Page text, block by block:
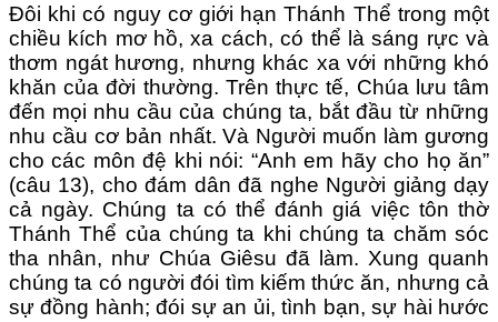
Đôi khi có nguy cơ giới hạn Thánh Thể trong một
chiều kích mơ hồ, xa cách, có thể là sáng rực và
thơm ngát hương, nhưng khác xa với những khó
khăn của đời thường. Trên thực tế, Chúa lưu tâm
đến mọi nhu cầu của chúng ta, bắt đầu từ những
nhu cầu cơ bản nhất. Và Người muốn làm gương
cho các môn đệ khi nói: “Anh em hãy cho họ ăn”
(câu 13), cho đám dân đã nghe Người giảng dạy
cả ngày. Chúng ta có thể đánh giá việc tôn thờ
Thánh Thể của chúng ta khi chúng ta chăm sóc
tha nhân, như Chúa Giêsu đã làm. Xung quanh
chúng ta có người đói tìm kiếm thức ăn, nhưng cả
sự đồng hành; đói sự an ủi, tình bạn, sự hài hước